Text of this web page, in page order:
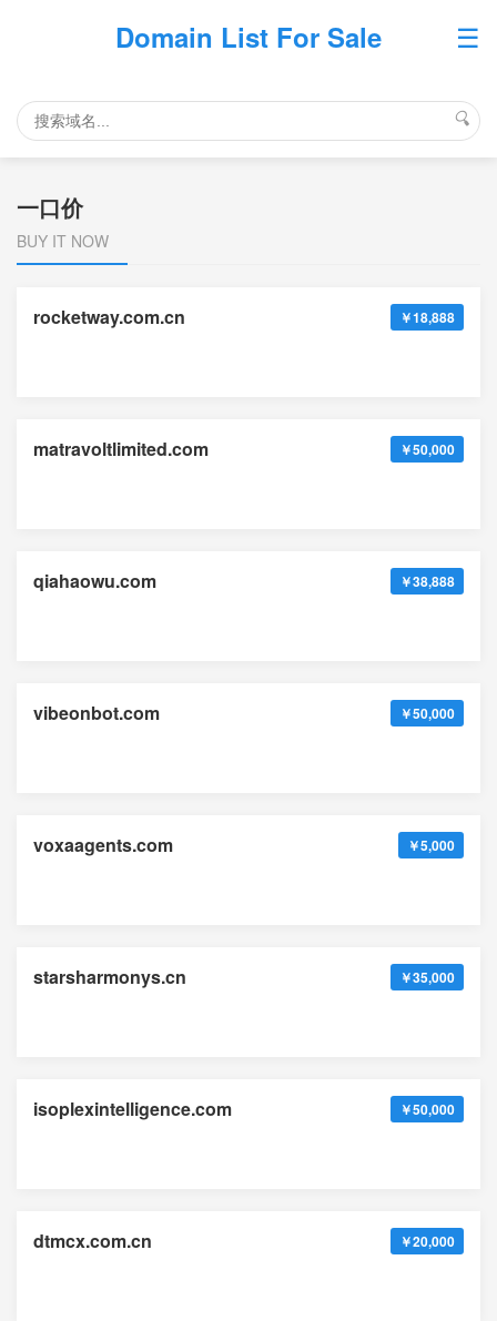
Domain List For Sale ☰
🔍
一口价
BUY IT NOW
rocketway.com.cn ￥18,888
matravoltlimited.com ￥50,000
qiahaowu.com ￥38,888
vibeonbot.com ￥50,000
voxaagents.com ￥5,000
starsharmonys.cn ￥35,000
isoplexintelligence.com ￥50,000
dtmcx.com.cn ￥20,000